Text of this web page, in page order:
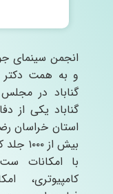
و به همت دکتر
گناباد در
گناباد یکی از
استان خراسان
بیش
با امکانات
کامپیوتری،